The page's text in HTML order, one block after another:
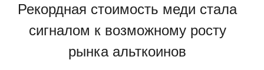
Рекордная стоимость меди стала
сигналом к возможному росту
рынка альткоинов